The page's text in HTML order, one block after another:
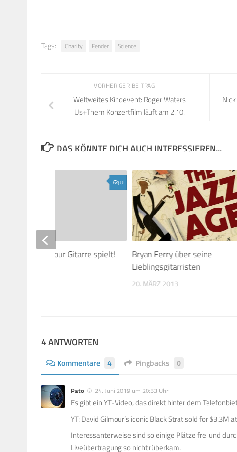
Tags: Charity Fender Science
VORHERIGER BEITRAG
Weltweites Kinoevent: Roger Waters
Us+Them Konzertfilm läuft am 2.10.
DAS KÖNNTE DICH AUCH INTERESSIEREN...
Bryan Ferry über seine
Lieblingsgitarristen
20. MÄRZ 2013
0
wie David Gilmour Gitarre spielt!
4 ANTWORTEN
Kommentare 4 Pingbacks 0
Pato 24. Juni 2019 um 20:53 Uhr
Es gibt ein YT-Video, das direkt hinter dem
YT: David Gilmour’s iconic Black Strat sold for $3.3M
Interessanterweise sind so einige Plätze frei und
Liveübertragung so nicht rüberkam.